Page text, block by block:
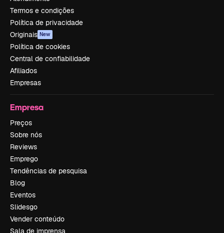
Termos e condições
Política de privacidade
Originais New
Política de cookies
Central de confiabilidade
Afiliados
Empresas
Empresa
Preços
Sobre nós
Reviews
Emprego
Tendências de pesquisa
Blog
Eventos
Slidesgo
Vender conteúdo
Sala de imprensa